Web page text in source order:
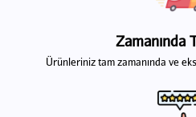
Zamanında
Ürünleriniz tam zamanında ve